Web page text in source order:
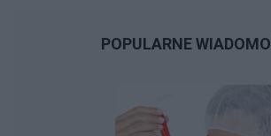
POPULARNE